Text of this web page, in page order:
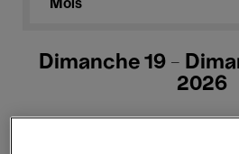
Mois
Dimanche 19 -
2026